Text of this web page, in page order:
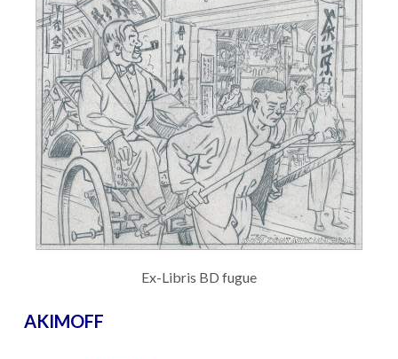
Ex-Libris BD fugue
AKIMOFF